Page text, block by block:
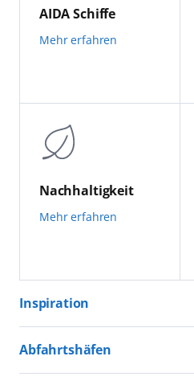
Mehr erfahren
AIDA Schiffe
Mehr erfahren
Nachhaltigkeit
Inspiration
Aktivurlaub mit AIDA
Abfahrtshäfen